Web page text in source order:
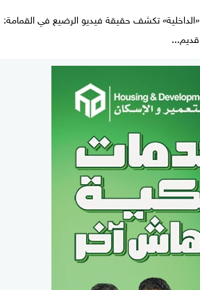
«الداخلية» تكشف حقيقة فيديو الرضيع في القمامة:
قديم...